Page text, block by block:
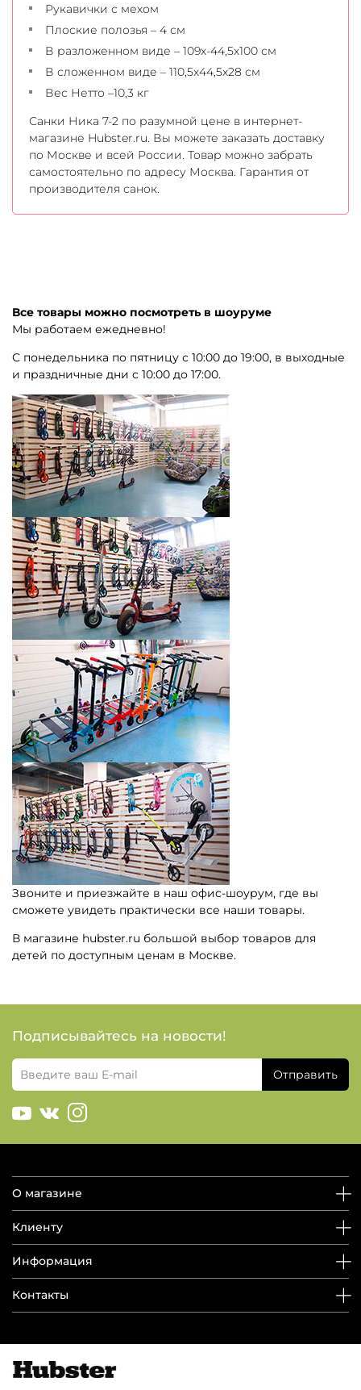
Рукавички с мехом
Плоские полозья – 4 см
В разложенном виде – 109х-44,5х100 см
В сложенном виде – 110,5х44,5х28 см
Вес Нетто –10,3 кг
Санки Ника 7-2 по разумной цене в интернет-
магазине Hubster.ru. Вы можете заказать доставку
по Москве и всей России. Товар можно забрать
самостоятельно по адресу Москва. Гарантия от
производителя санок.
Все товары можно посмотреть в шоуруме
Мы работаем ежедневно!
С понедельника по пятницу с 10:00 до 19:00, в выходные
и праздничные дни с 10:00 до 17:00.
Звоните и приезжайте в наш офис-шоурум, где вы
сможете увидеть практически все наши товары.
В магазине hubster.ru большой выбор товаров для
детей по доступным ценам в Москве.
Подписывайтесь на новости!
Отправить
О магазине
Клиенту
Информация
Контакты